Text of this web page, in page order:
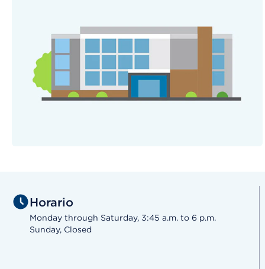
Horario
Monday through Saturday, 3:45 a.m. to 6 p.m.
Sunday, Closed